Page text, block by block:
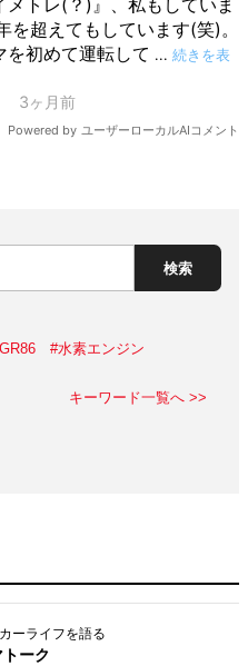
検索
#水素エンジン
キーワード一覧へ >>
ーライフを語る
ーク